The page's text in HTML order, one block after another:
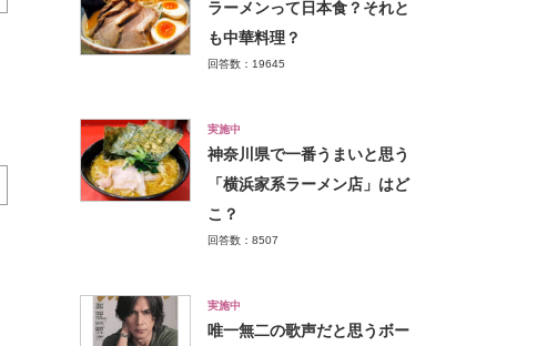
ラーメンって日本食？それと
も中華料理？
回答数：19645
実施中
神奈川県で一番うまいと思う
「横浜家系ラーメン店」はど
こ？
回答数：8507
実施中
唯一無二の歌声だと思うボー